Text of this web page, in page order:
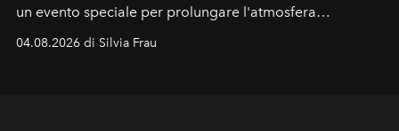
un evento speciale per prolungare l'atmosfera
04.08.2026 di Silvia Frau